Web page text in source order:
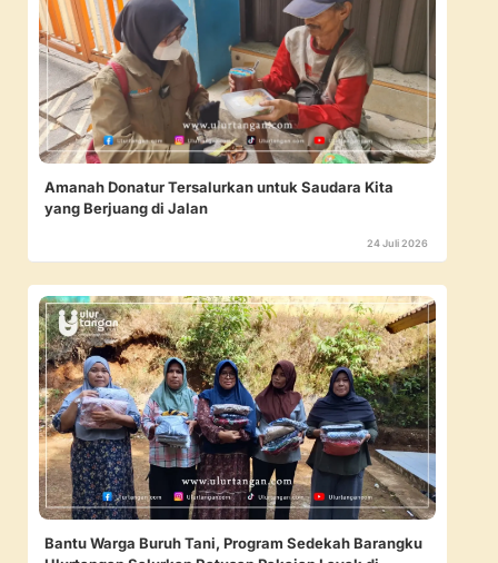
Amanah Donatur Tersalurkan untuk Saudara Kita
yang Berjuang di Jalan
24 Juli 2026
Bantu Warga Buruh Tani, Program Sedekah Barangku